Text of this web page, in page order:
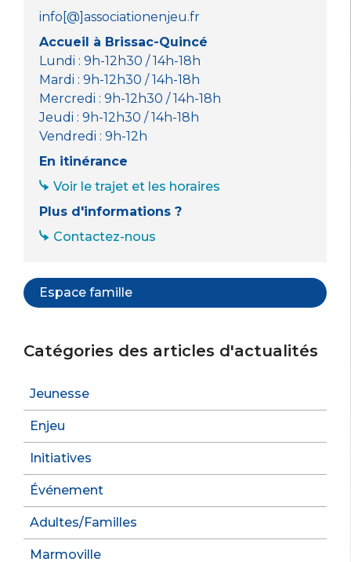
info[@]associationenjeu.fr
Accueil à Brissac-Quincé
Lundi : 9h-12h30 / 14h-18h
Mardi : 9h-12h30 / 14h-18h
Mercredi : 9h-12h30 / 14h-18h
Jeudi : 9h-12h30 / 14h-18h
Vendredi : 9h-12h
En itinérance
Voir le trajet et les horaires
Plus d'informations ?
Contactez-nous
Espace famille
Catégories des articles d'actualités
Jeunesse
Enjeu
Initiatives
Événement
Adultes/Familles
Marmoville